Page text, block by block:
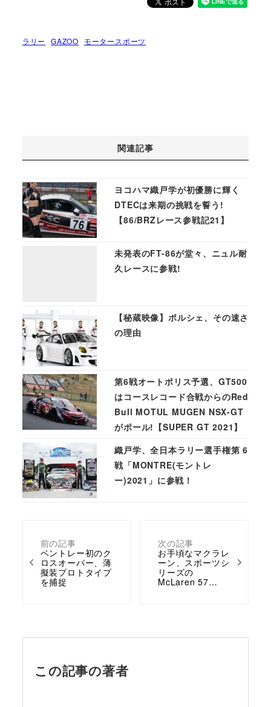
ラリー GAZOO モータースポーツ
前の記事
ベントレー初のク
ロスオーバー、薄
擬装プロトタイプ
を捕捉
次の記事
お手頃なマクラレ
ーン、スポーツシ
リーズの
McLaren 57…
関連記事
ヨコハマ織戸学が初優勝に輝く
DTECは来期の挑戦を誓う!
【86/BRZレース参戦記21】
未発表のFT-86が堂々、ニュル耐
久レースに参戦!
【秘蔵映像】ポルシェ、その速さ
の理由
第6戦オートポリス予選、GT500
はコースレコード合戦からのRed
Bull MOTUL MUGEN NSX-GT
がポール!【SUPER GT 2021】
織戸学、全日本ラリー選手権第 6
戦「MONTRE(モントレ
ー)2021」に参戦！
この記事の著者